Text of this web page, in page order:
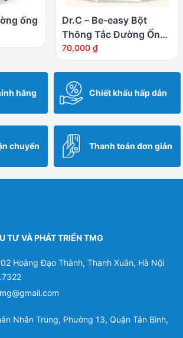
ống
Dr.C – Be-easy Bột
Thông Tắc Đường Ống,
Cống Thoát, Chậu Rửa,
70,000 ₫
hãng Chiết khấu hấp dẫn
chuyển Thanh toán đơn giản
TƯ VÀ PHÁT TRIỂN TMG
Hoàng Đạo Thành, Thanh Xuân, Hà Nội
Nhân Trung, Phường 13, Quận Tân Bình,